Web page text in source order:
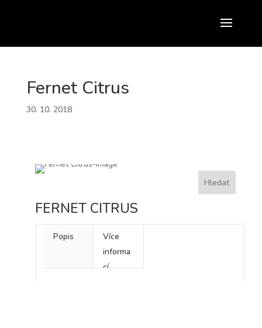
Fernet Citrus
30. 10. 2018
FERNET CITRUS
Popis
Více
informa
cí